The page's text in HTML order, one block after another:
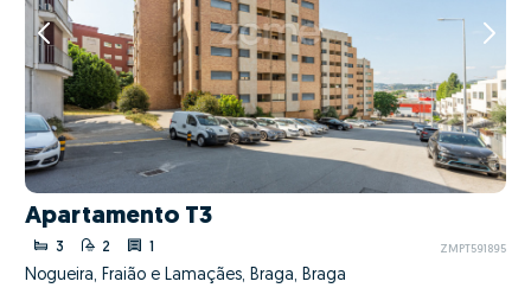
Apartamento T3
3 2 1 ZMPT591895
Nogueira, Fraião e Lamaçães, Braga, Braga